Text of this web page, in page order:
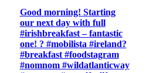
Good morning! Starting
our next day with full
#irishbreakfast – fantastic
one! ? #mobilista #ireland?
#breakfast #foodstagram
#nomnom #wildatlanticway